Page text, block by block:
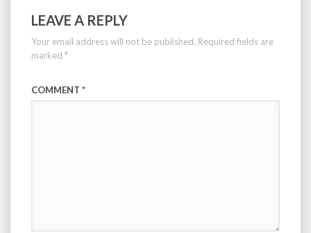
LEAVE A REPLY
Your email address will not be published. Required fields are
marked *
COMMENT *